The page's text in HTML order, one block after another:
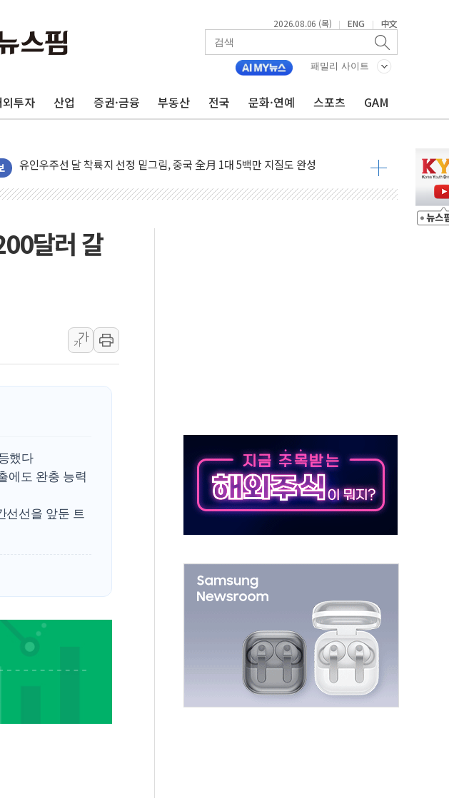
2026.08.06 (목) | ENG | 中文
패밀리 사이트
투자 산업 증권·금융 부동산 전국 문화·연예 스포츠 GAM
[단독] "입주민 갑질 아니다"…원주 A아파트 '입주민 3인방' 정면 반박
뉴인텍, 하반기 '전력용 커패시터' 사업 확대
듀오백 정관영 대표, 자사주 추가 매입
휴젤, 매출 2545억원·영업익 1037억원…상반기 역대 최대
포스코, 희귀가스 사업 항공우주·방산으로 넓힌다
효성중공업, 덴마크에 초고압변압기 첫 공급...국가 전력망에 첫 입성
딥시크, AI 서비스 가격 대대적 인상 계획...업계 파장 예고
KCC, 실적은 주춤했지만…'매출 절반' 실리콘 반등에 하반기 기대
정점식 "사관학교 통합 정치 프레임에 졸속 추진…'잼데믹' 안보까지 몰고 와"
장동혁 "李대통령 재판 재개해야 여론조사 51.9%…그것이 국민의 뜻"
日, 아키타에 일본 최대 규모의 AI 데이터센터 건설 추진
[종합] 李대통령 "취약계층 안부에 AI 활용…이주노동자 폭염 방치, 국격 훼손"
달러 갈
가
가
했다
에도 완충 능력
선선을 앞둔 트